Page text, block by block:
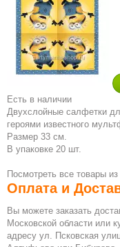
Есть в наличии
Двухслойные салфетки
героями известного
Размер 33 см.
В упаковке 20 шт.
Посмотреть все товары
Оплата и
Вы можете заказать
Московской области или
адресу ул. Псковская